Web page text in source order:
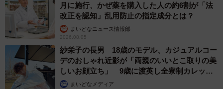
月に施行、かぜ薬を購入した人の約6割が「法
改正を認知」乱用防止の指定成分とは？
まいどなニュース情報部
2026.08.05
紗栄子の長男 18歳のモデル、カジュアルコー
デのおしゃれ近影が「両親のいいとこ取りの美
しいお顔立ち」 9歳に渡英し全寮制カレッジ
で学ぶまいどなメディア